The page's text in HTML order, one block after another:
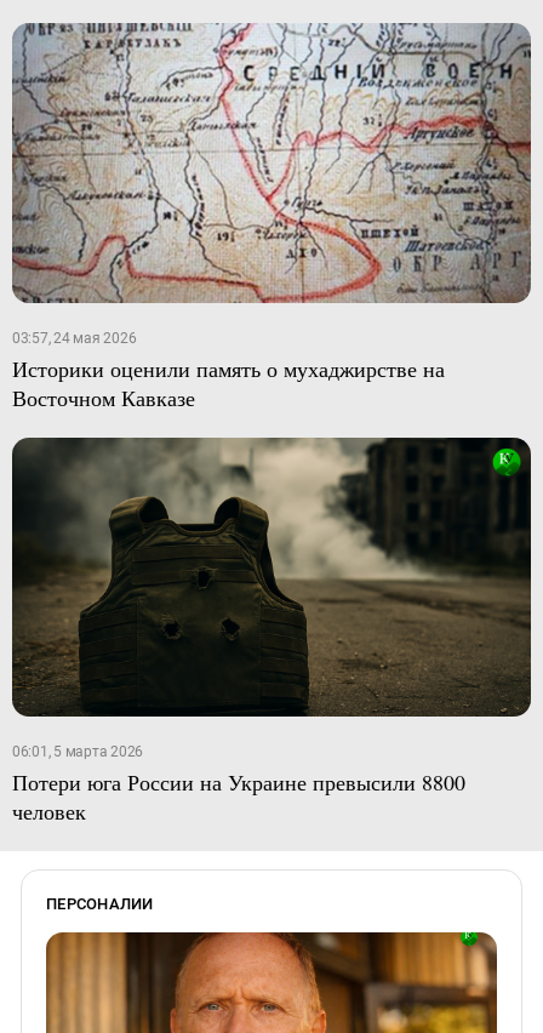
03:57, 24 мая 2026
Историки оценили память о мухаджирстве на
Восточном Кавказе
06:01, 5 марта 2026
Потери юга России на Украине превысили 8800
человек
ПЕРСОНАЛИИ